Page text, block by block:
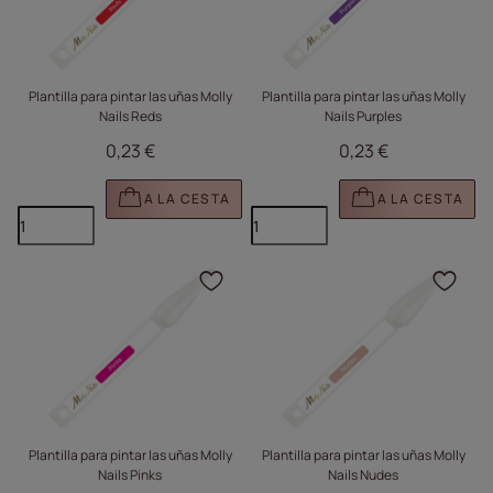
Plantilla para pintar las uñas Molly
Nails Reds
0,23 €
A LA CESTA
Plantilla para pintar las uñas Molly
Nails Purples
0,23 €
A LA CESTA
Plantilla para pintar las uñas Molly
Nails Pinks
Haga clic para añadir
Plantilla para pintar las uñas Molly
Nails Nudes